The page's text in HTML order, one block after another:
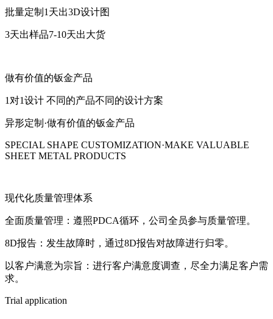
批量定制1天出3D设计图
3天出样品7-10天出大货
做有价值的钣金产品
1对1设计 不同的产品不同的设计方案
异形定制·做有价值的钣金产品
SPECIAL SHAPE CUSTOMIZATION·MAKE VALUABLE
SHEET METAL PRODUCTS
现代化质量管理体系
全面质量管理：遵照PDCA循环，公司全员参与质量管理。
8D报告：发生故障时，通过8D报告对故障进行归零。
以客户满意为宗旨：进行客户满意度调查，尽全力满足客户需
求。
Trial application